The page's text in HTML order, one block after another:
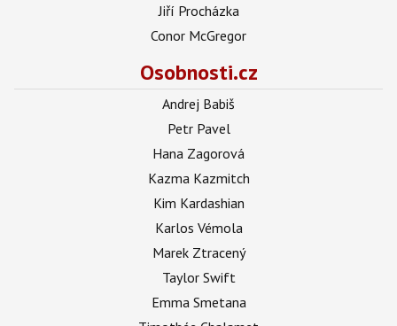
Jiří Procházka
Conor McGregor
Osobnosti.cz
Andrej Babiš
Petr Pavel
Hana Zagorová
Kazma Kazmitch
Kim Kardashian
Karlos Vémola
Marek Ztracený
Taylor Swift
Emma Smetana